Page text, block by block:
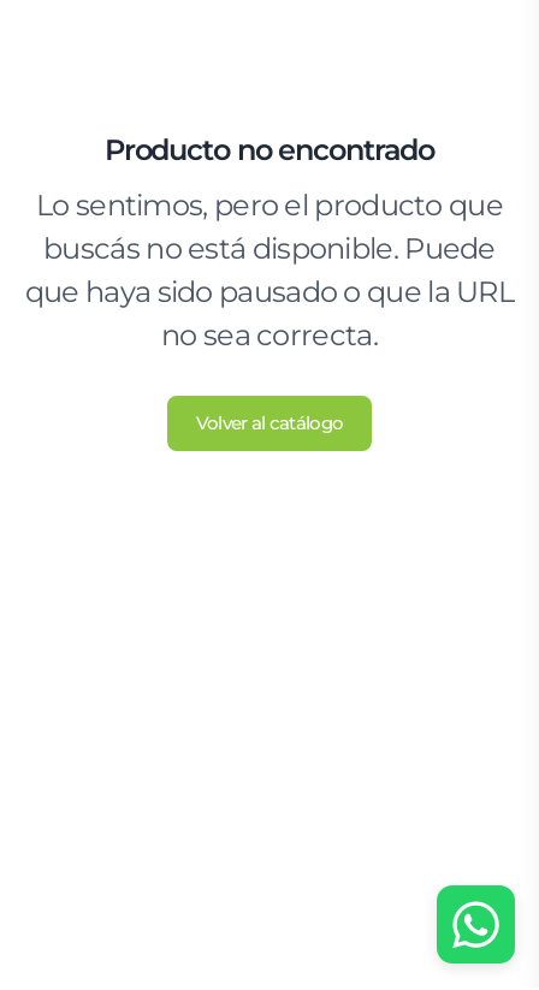
Producto no encontrado
Lo sentimos, pero el producto que
buscás no está disponible. Puede
que haya sido pausado o que la URL
no sea correcta.
Volver al catálogo